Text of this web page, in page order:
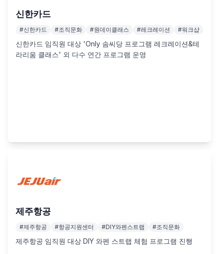
신한카드
#신한카드 #조직문화 #원데이클래스 #레크레이션 #워크샵
신한카드 임직원 대상 'Only 솜씨당 프로그램 레크레이션&테
라리움 클래스' 외 다수 연간 프로그램 운영
제주항공
#제주항공 #항공지원센터 #DIY와펜스트랩 #조직문화
제주항공 임직원 대상 DIY 와펜 스트랩 체험 프로그램 진행